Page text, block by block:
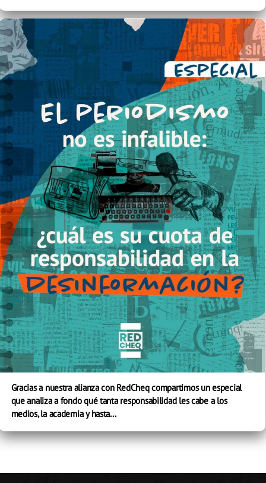
Gracias a nuestra alianza con RedCheq compartimos un especial
que analiza a fondo qué tanta responsabilidad les cabe a los
medios, la academia y hasta...